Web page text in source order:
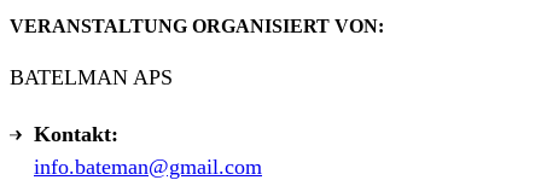
VERANSTALTUNG ORGANISIERT VON:
BATELMAN APS
Kontakt:
info.bateman@gmail.com